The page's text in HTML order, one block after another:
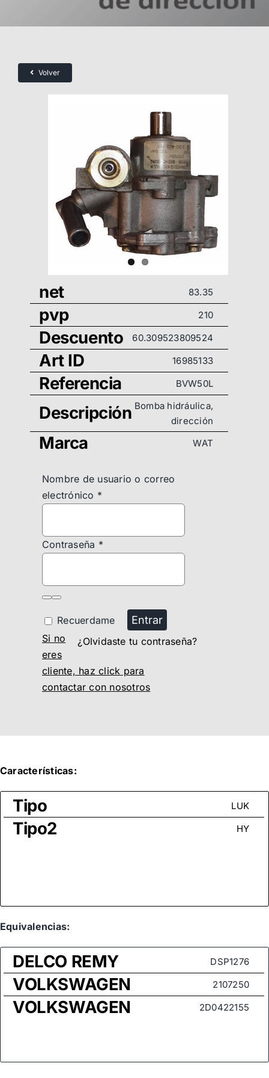
Volver
net 83.35
pvp 210
Descuento 60.309523809524
Art ID 16985133
Referencia BVW50L
Descripción Bomba hidráulica,
dirección
Marca WAT
Nombre de usuario o correo
electrónico *
Contraseña *
Recuerdame Entrar
¿Olvidaste tu contraseña?
Si no
eres
cliente, haz click para
contactar con nosotros
Características:
Tipo LUK
Tipo2 HY
Equivalencias:
DELCO REMY DSP1276
VOLKSWAGEN 2107250
VOLKSWAGEN 2D0422155